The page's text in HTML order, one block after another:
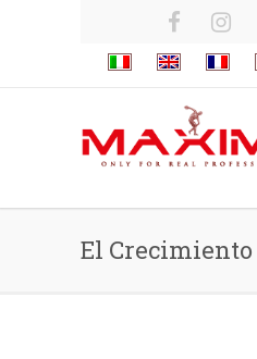
El Crecimiento